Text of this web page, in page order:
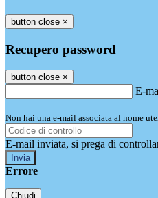
button close ×
Recupero password
button close ×
E-
Non hai una e-mail associata al nome
E-mail inviata, si prega di
Errore
Chiudi